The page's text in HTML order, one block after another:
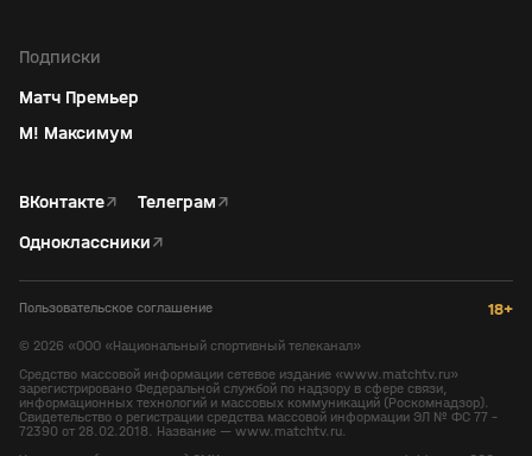
Подписки
Матч Премьер
М! Максимум
ВКонтакте↗ Телеграм↗
Одноклассники↗
Пользовательское соглашение 18+
© 2026 «ООО «Национальный спортивный телеканал»
Средство массовой информации сетевое издание «www.matchtv.ru»
зарегистрировано Федеральной службой по надзору в сфере связи,
информационных технологий и массовых коммуникаций (Роскомнадзор).
Свидетельство о регистрации средства массовой информации ЭЛ № ФС 77 -
72390 от 28.02.2018. Название — www.matchtv.ru.